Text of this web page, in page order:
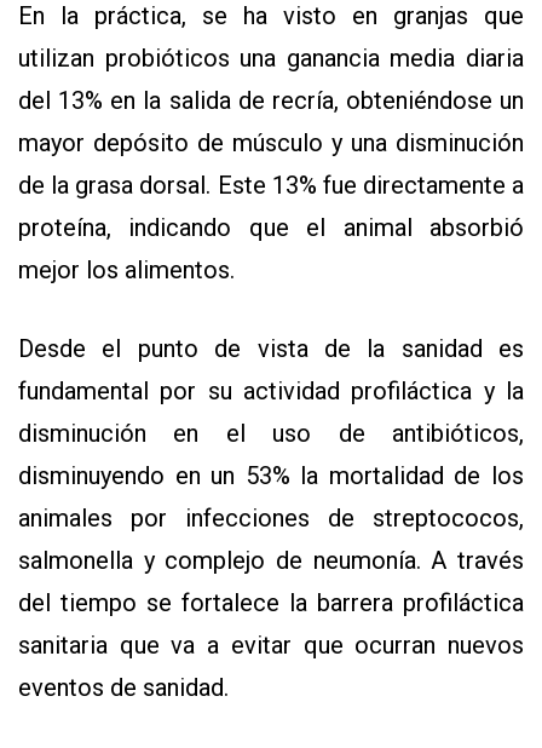
En la práctica, se ha visto en granjas que
utilizan probióticos una ganancia media diaria
del 13% en la salida de recría, obteniéndose un
mayor depósito de músculo y una disminución
de la grasa dorsal. Este 13% fue directamente a
proteína, indicando que el animal absorbió
mejor los alimentos.
Desde el punto de vista de la sanidad es
fundamental por su actividad profiláctica y la
disminución en el uso de antibióticos,
disminuyendo en un 53% la mortalidad de los
animales por infecciones de streptococos,
salmonella y complejo de neumonía. A través
del tiempo se fortalece la barrera profiláctica
sanitaria que va a evitar que ocurran nuevos
eventos de sanidad.